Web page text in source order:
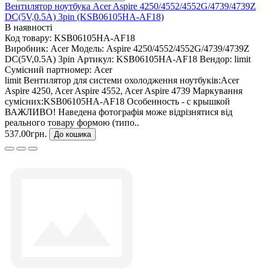
Вентилятор ноутбука Acer Aspire 4250/4552/4552G/4739/4739Z
DC(5V,0.5A) 3pin (KSB06105HA-AF18)
В наявності
Код товару: KSB06105HA-AF18
Виробник: Acer Модель: Aspire 4250/4552/4552G/4739/4739Z
DC(5V,0.5A) 3pin Артикул: KSB06105HA-AF18 Вендор: limit
Сумісний партномер: Acer
limit Вентилятор для системи охолодження ноутбуків:Acer
Aspire 4250, Acer Aspire 4552, Acer Aspire 4739 Маркування
сумісних:KSB06105HA-AF18 Особенность - с крышкой
ВАЖЛИВО! Наведена фотографія може відрізнятися від
реального товару формою (типо..
537.00грн.
До кошика